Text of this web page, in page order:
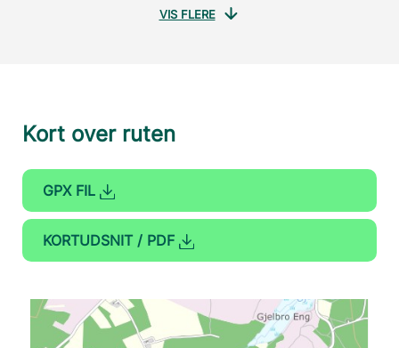
VIS FLERE
Kort over ruten
GPX FIL
KORTUDSNIT / PDF